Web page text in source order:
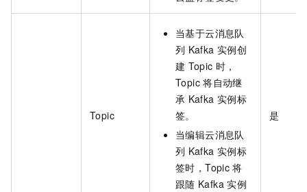
Topic
当基于云消息队
列 Kafka 实例创
建 Topic 时，
Topic 将自动继
承 Kafka 实例标
签。
当编辑云消息队
列 Kafka 实例标
签时，Topic 将
跟随 Kafka 实例
是